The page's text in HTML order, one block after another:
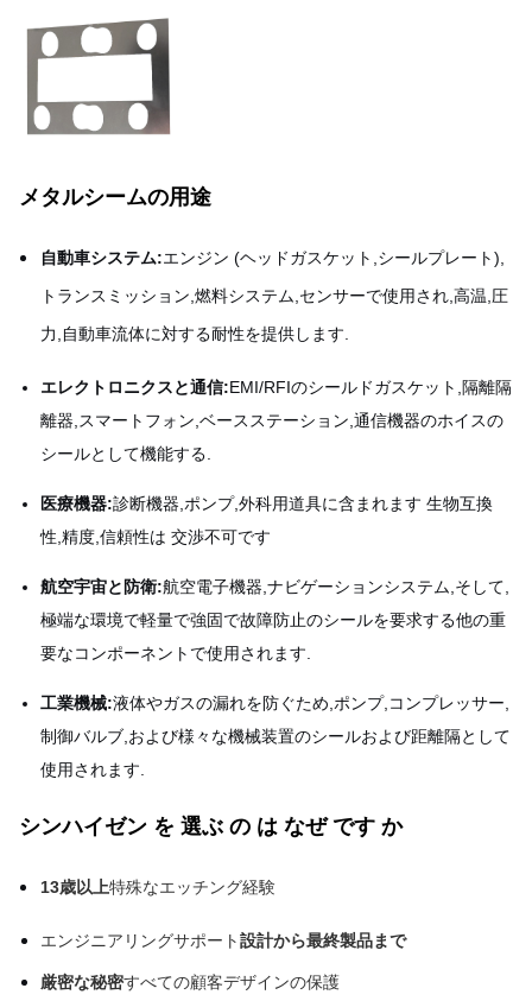
メタルシームの用途
自動車システム:エンジン (ヘッドガスケット,シールプレート),
トランスミッション,燃料システム,センサーで使用され,高温,圧
力,自動車流体に対する耐性を提供します.
エレクトロニクスと通信:EMI/RFIのシールドガスケット,隔離隔
離器,スマートフォン,ベースステーション,通信機器のホイスの
シールとして機能する.
医療機器:診断機器,ポンプ,外科用道具に含まれます 生物互換
性,精度,信頼性は 交渉不可です
航空宇宙と防衛:航空電子機器,ナビゲーションシステム,そして,
極端な環境で軽量で強固で故障防止のシールを要求する他の重
要なコンポーネントで使用されます.
工業機械:液体やガスの漏れを防ぐため,ポンプ,コンプレッサー,
制御バルブ,および様々な機械装置のシールおよび距離隔として
使用されます.
シンハイゼン を 選ぶ の は なぜ です か
13歳以上特殊なエッチング経験
エンジニアリングサポート設計から最終製品まで
厳密な秘密すべての顧客デザインの保護